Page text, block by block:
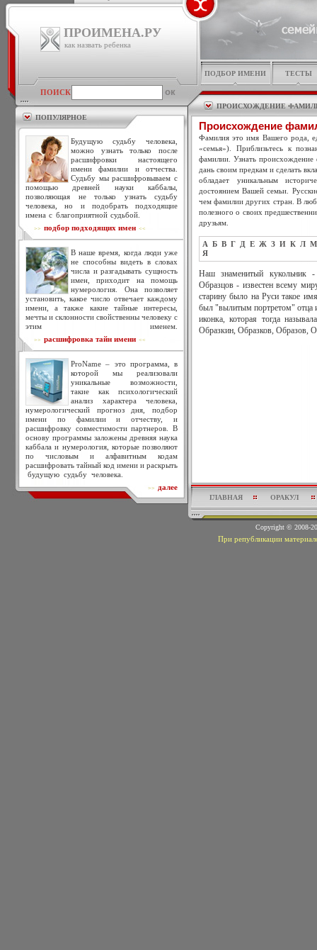
ПРОИМЕНА.РУ
как назвать ребенка
ПОИСК
ПОПУЛЯРНОЕ
Будущую судьбу человека,
можно узнать только после
расшифровки настоящего
имени фамилии и отчества.
Судьбу мы расшифровываем с
помощью древней науки каббалы,
позволяющая не только узнать судьбу
человека, но и подобрать подходящие
имена с благоприятной судьбой.
>> подбор подходящих имен <<
В наше время, когда люди уже
не способны видеть в словах
числа и разгадывать сущность
имен, приходит на помощь
нумерология. Она позволяет
установить, какое число отвечает каждому
имени, а также какие тайные интересы,
мечты и склонности свойственны человеку с
этим именем.
>> расшифровка тайн имени <<
ProName – это программа, в
которой мы реализовали
уникальные возможности,
такие как психологический
анализ характера человека,
нумерологический прогноз дня, подбор
имени по фамилии и отчеству, и
расшифровку совместимости партнеров. В
основу программы заложены древняя наука
каббала и нумерология, которые позволяют
по числовым и алфавитным кодам
расшифровать тайный код имени и раскрыть
будущую судьбу человека.
>> далее
ПОДБОР ИМЕНИ ТЕСТЫ
ПРОИСХОЖДЕНИЕ
Происхождение
Фамилия это имя Вашего рода,
«семья»). Приблизьтесь к
фамилии. Узнать
дань своим предкам и сделать
обладает уникальным
достоянием Вашей семьи.
чем фамилии других стран. В
полезного о своих
друзьям.
А Б В Г Д Е Ж З И К Л М
Я
Наш знаменитый кукольник
Образцов - известен всему
старину было на Руси такое
был "вылитым портретом" отца
иконка, которая тогда
Образкин, Образков, Образов,
ГЛАВНАЯ ОРАКУЛ
Copyright © 2008-
При републикации